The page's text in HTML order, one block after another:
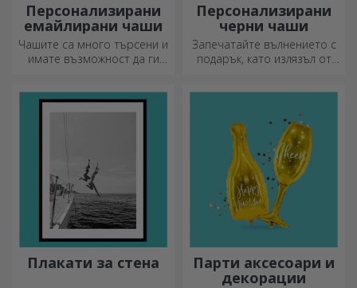
Персонализирани
емайлирани чаши
Чашите са много търсени и
имате възможност да ги
и да отидете, защото
емайлираните не се чупят.
Персонализирани
черни чаши
Запечатайте вълнението с
подарък, като излязъл от
впечатление на всеки,
който ги получи като
подарък.
Плакати за стена Парти аксесоари и
декорации